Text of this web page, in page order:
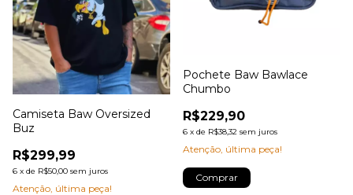
Camiseta Baw Oversized
Buz
R$299,99
6 x de R$50,00 sem juros
Atenção, última peça!
Pochete Baw Bawlace
Chumbo
R$229,90
6 x de R$38,32 sem juros
Atenção, última peça!
Comprar